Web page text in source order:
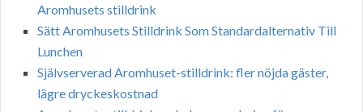
Aromhusets stilldrink
Sätt Aromhusets Stilldrink Som Standardalternativ Till
Lunchen
Självserverad Aromhuset-stilldrink: fler nöjda gäster,
lägre dryckeskostnad